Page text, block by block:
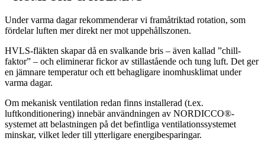
Under varma dagar rekommenderar vi framåtriktad rotation, som
fördelar luften mer direkt ner mot uppehållszonen.
HVLS-fläkten skapar då en svalkande bris – även kallad ”chill-
faktor” – och eliminerar fickor av stillastående och tung luft. Det ger
en jämnare temperatur och ett behagligare inomhusklimat under
varma dagar.
Om mekanisk ventilation redan finns installerad (t.ex.
luftkonditionering) innebär användningen av NORDICCO®-
systemet att belastningen på det befintliga ventilationssystemet
minskar, vilket leder till ytterligare energibesparingar.